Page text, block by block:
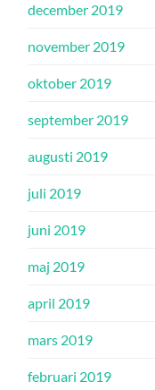
december 2019
november 2019
oktober 2019
september 2019
augusti 2019
juli 2019
juni 2019
maj 2019
april 2019
mars 2019
februari 2019